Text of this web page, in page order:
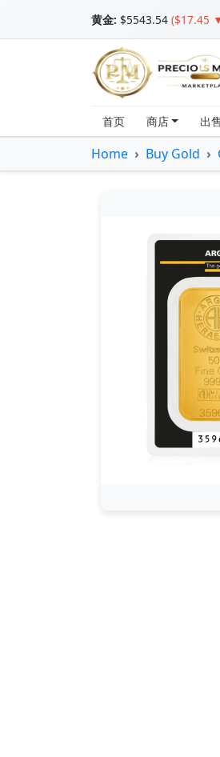
黄金: $5543.54 ($17.45
首页 商店 出
Home Buy Gold